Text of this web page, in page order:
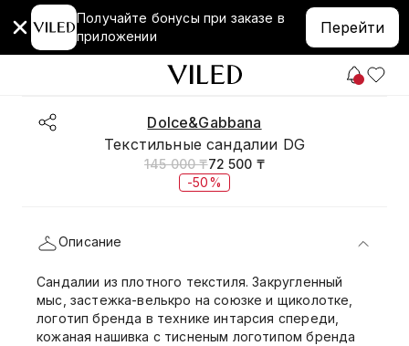
Получайте бонусы при заказе в
приложении
Перейти
Dolce&Gabbana
Текстильные сандалии DG
145 000 ₸72 500 ₸
-50%
Описание
Сандалии из плотного текстиля. Закругленный
мыс, застежка-велькро на союзке и щиколотке,
логотип бренда в технике интарсия спереди,
кожаная нашивка с тисненым логотипом бренда